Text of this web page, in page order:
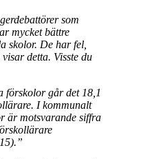
som
mycket bättre
skolor. De har fel,
detta. Visste du
förskolor går det 18,1
I kommunalt
är motsvarande siffra